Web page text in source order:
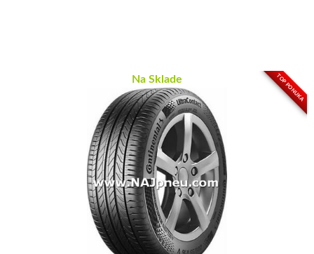
TOP PONUKA
Na Sklade